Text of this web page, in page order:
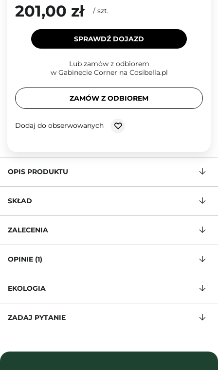
201,00 zł / szt.
SPRAWDŹ DOJAZD
Lub zamów z odbiorem
w Gabinecie Corner na Cosibella.pl
ZAMÓW Z ODBIOREM
Dodaj do obserwowanych
OPIS PRODUKTU
SKŁAD
ZALECENIA
OPINIE (1)
EKOLOGIA
ZADAJ PYTANIE